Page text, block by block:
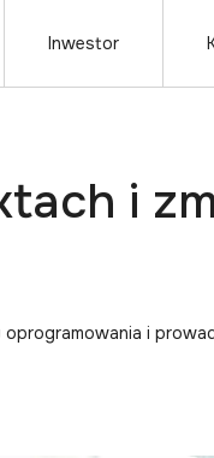
Inwestor
i
i